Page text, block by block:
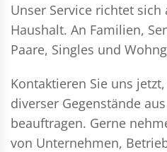
Unser Service richtet sich
Haushalt. An Familien,
Paare, Singles und
Kontaktieren Sie uns
diverser Gegenstände
beauftragen. Gerne
von Unternehmen,